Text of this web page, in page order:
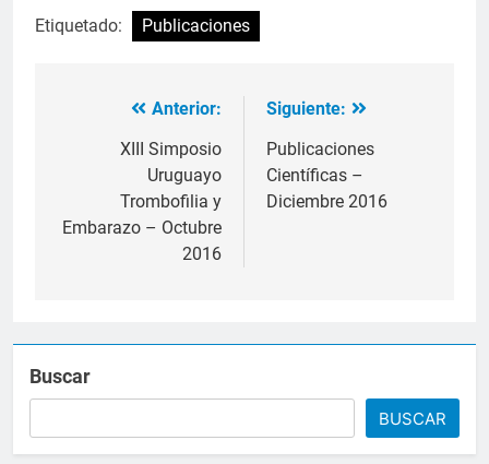
Etiquetado: Publicaciones
Navegación
entradas
Anterior:
XIII Simposio
Uruguayo
Trombofilia y
Embarazo – Octubre
2016
Siguiente:
Publicaciones
Científicas –
Diciembre 2016
Buscar
BUSCAR